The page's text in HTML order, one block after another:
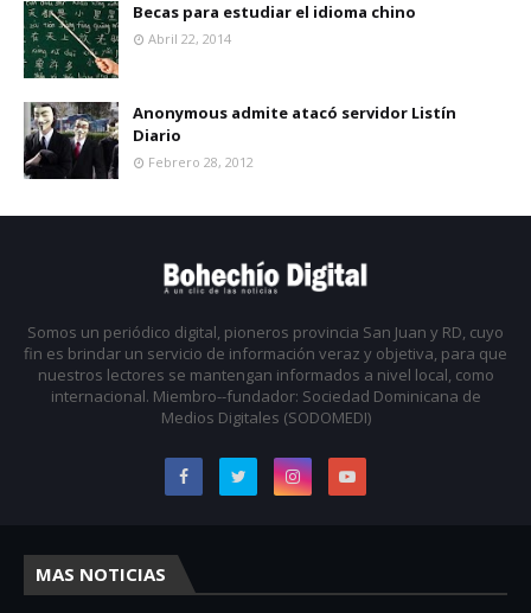
Becas para estudiar el idioma chino
Abril 22, 2014
Anonymous admite atacó servidor Listín
Diario
Febrero 28, 2012
Somos un periódico digital, pioneros provincia San Juan y RD, cuyo
fin es brindar un servicio de información veraz y objetiva, para que
nuestros lectores se mantengan informados a nivel local, como
internacional. Miembro--fundador: Sociedad Dominicana de
Medios Digitales (SODOMEDI)
MAS NOTICIAS